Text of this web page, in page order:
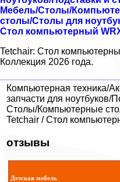
Мебель/Столы/
столы/Столы для
Стол компьютерный
Tetchair: Стол
Коллекция 2026 года.
Компьютерная техника/
запчасти для ноутбуков/
Столы/Компьютерные
Tetchair / Стол
отзывы
Детская мебель